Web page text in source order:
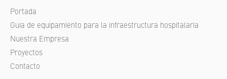
Portada
Guia de equipamiento para la infraestructura hospitalaria
Nuestra Empresa
Proyectos
Contacto